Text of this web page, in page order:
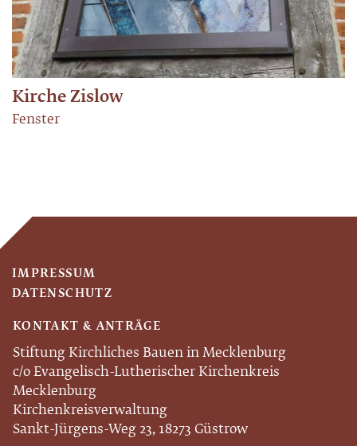
Kirche Zislow
Fenster
IMPRESSUM
DATENSCHUTZ
KONTAKT & ANTRÄGE
Stiftung Kirchliches Bauen in Mecklenburg
c/o Evangelisch-Lutherischer Kirchenkreis
Mecklenburg
Kirchenkreisverwaltung
Sankt-Jürgens-Weg 23, 18273 Güstrow